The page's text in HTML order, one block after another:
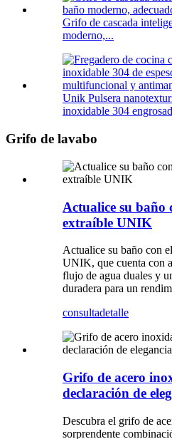
Grifo de cascada
moderno,...
Unik Pulsera
inoxidable 304
Grifo de lavabo
Actualice su baño
extraíble UNIK
Actualice su baño con
UNIK, que cuenta con
flujo de agua duales y
duradera para un
consultadetalle
Grifo de acero
declaración de
Descubra el grifo de
sorprendente